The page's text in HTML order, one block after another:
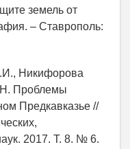
земель от
– Ставрополь:
Никифорова
Проблемы
Предкавказье //
2017. Т. 8. № 6.